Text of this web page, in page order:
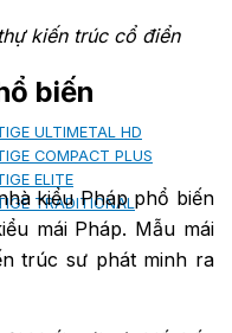
ULTIMETAL HD
COMPACT PLUS
ELITE
TRADITIONAL
kiến trúc cổ điển
biến
kiểu Pháp phổ biến
mái Pháp. Mẫu mái
trúc sư phát minh ra